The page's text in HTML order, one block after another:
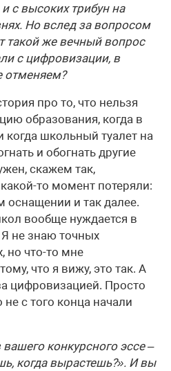
с высоких трибун на
Но вслед за вопросом
такой же вечный вопрос
с цифровизации, в
отменяем?
про то, что нельзя
образования, когда в
школьный туалет на
и обогнать другие
скажем так,
то момент потеряли:
оснащении и так далее.
вообще нуждается в
не знаю точных
но что-то мне
что я вижу, это так. А
цифровизацией. Просто
с того конца начали
конкурсного эссе –
когда вырастешь?». И вы